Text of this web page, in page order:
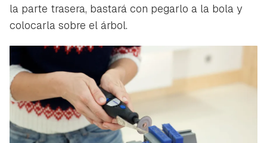
la parte trasera, bastará con pegarlo a la bola y
colocarla sobre el árbol.